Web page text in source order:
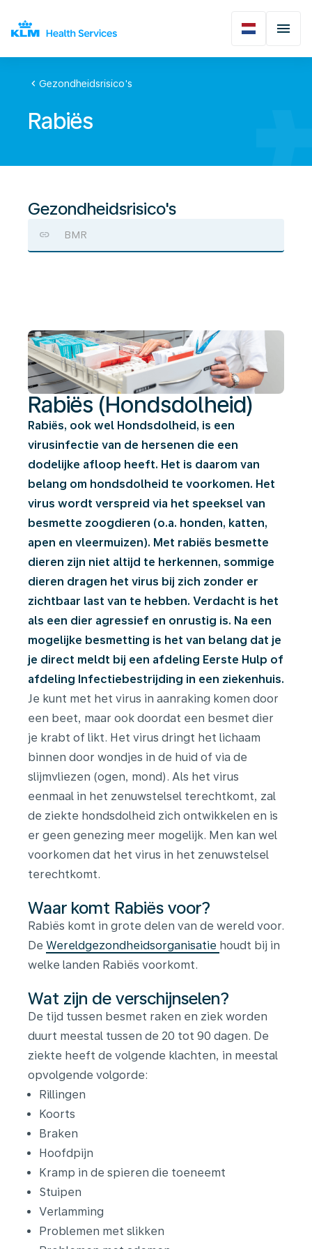
chevron_left Gezondheidsrisico's
Rabiës
Gezondheidsrisico's
BMR
Rabiës
Rabiës (Hondsdolheid)
Rabiës, ook wel Hondsdolheid, is een
virusinfectie van de hersenen die een
dodelijke afloop heeft. Het is daarom van
belang om hondsdolheid te voorkomen. Het
virus wordt verspreid via het speeksel van
besmette zoogdieren (o.a. honden, katten,
apen en vleermuizen). Met rabiës besmette
dieren zijn niet altijd te herkennen, sommige
dieren dragen het virus bij zich zonder er
zichtbaar last van te hebben. Verdacht is het
als een dier agressief en onrustig is. Na een
mogelijke besmetting is het van belang dat je
je direct meldt bij een afdeling Eerste Hulp of
afdeling Infectiebestrijding in een ziekenhuis.
Je kunt met het virus in aanraking komen door
een beet, maar ook doordat een besmet dier
je krabt of likt. Het virus dringt het lichaam
binnen door wondjes in de huid of via de
slijmvliezen (ogen, mond). Als het virus
eenmaal in het zenuwstelsel terechtkomt, zal
de ziekte hondsdolheid zich ontwikkelen en is
er geen genezing meer mogelijk. Men kan wel
voorkomen dat het virus in het zenuwstelsel
terechtkomt.
Waar komt Rabiës voor?
Rabiës komt in grote delen van de wereld voor.
De Wereldgezondheidsorganisatie houdt bij in
welke landen Rabiës voorkomt.
Wat zijn de verschijnselen?
De tijd tussen besmet raken en ziek worden
duurt meestal tussen de 20 tot 90 dagen. De
ziekte heeft de volgende klachten, in meestal
opvolgende volgorde:
Rillingen
Koorts
Braken
Hoofdpijn
Kramp in de spieren die toeneemt
Stuipen
Verlamming
Problemen met slikken